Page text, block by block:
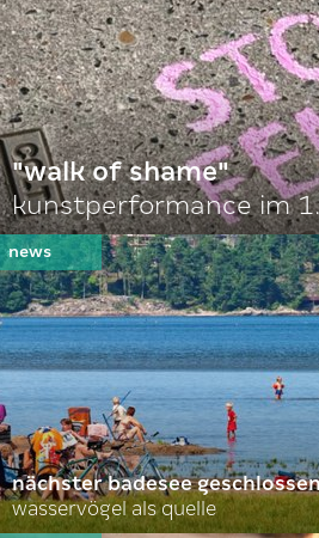
"walk of shame"
kunstperformance im
nächster badesee
wasservögel als quelle